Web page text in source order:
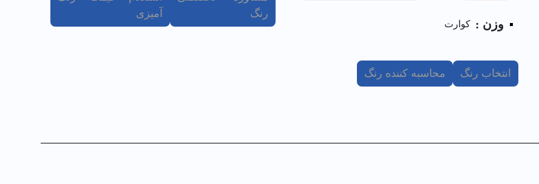
وزن : کوارت
انتخاب رنگ محاسبه کننده رنگ
رنگ
آمیزی